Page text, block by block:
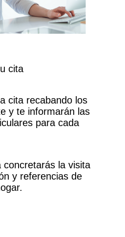
cita
cita recabando los
y te informarán las
para cada
concretarás la visita
y referencias de